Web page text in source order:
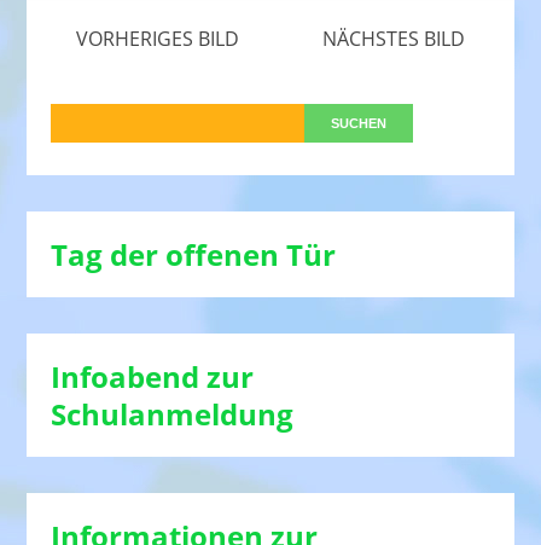
VORHERIGES BILD NÄCHSTES BILD
Tag der offenen Tür
Infoabend zur
Schulanmeldung
Informationen zur